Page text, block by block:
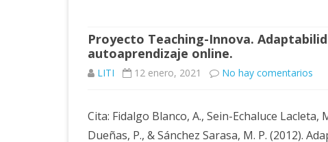
Proyecto Teaching-Innova.
autoaprendizaje online.
LITI 12 enero, 2021 No hay comentarios
Cita: Fidalgo Blanco, A., Sein-Echaluce
Dueñas, P., & Sánchez Sarasa, M. P. (2012).